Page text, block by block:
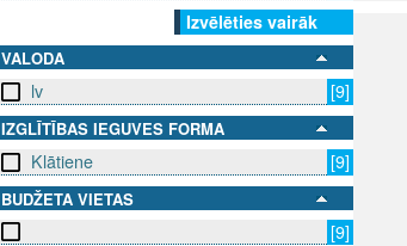
Izvēlēties vairāk
VALODA
lv [9]
IZGLĪTĪBAS IEGUVES FORMA
Klātiene [9]
BUDŽETA VIETAS
[9]